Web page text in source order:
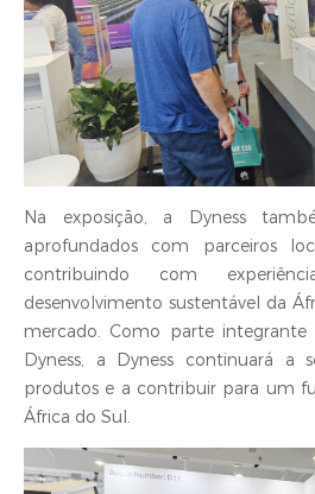
Na exposição, a Dyness
aprofundados com parceiros
contribuindo com
desenvolvimento sustentável da
mercado. Como parte
Dyness, a Dyness continuará a
produtos e a contribuir para um
África do Sul.